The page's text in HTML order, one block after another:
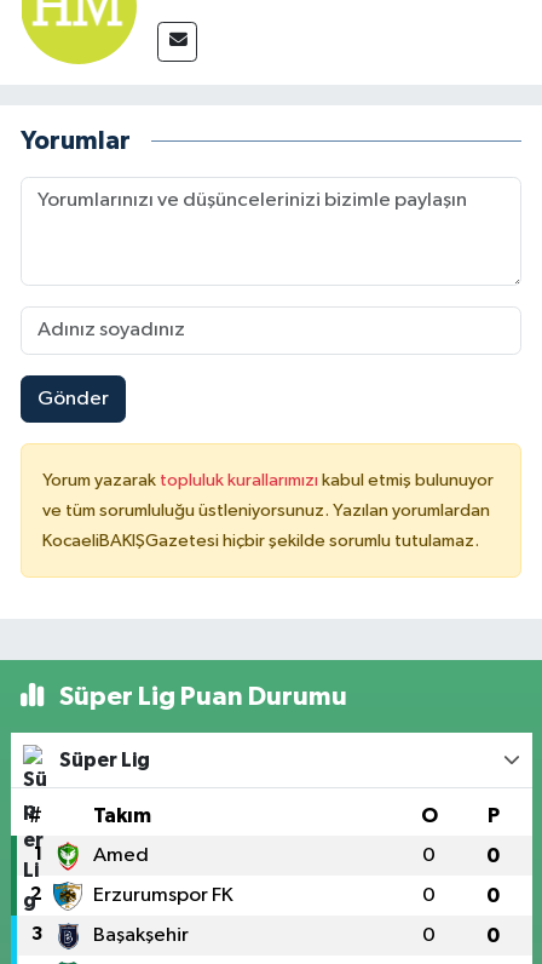
Yorumlar
Gönder
Yorum yazarak topluluk kurallarımızı kabul etmiş bulunuyor
ve tüm sorumluluğu üstleniyorsunuz. Yazılan yorumlardan
KocaeliBAKIŞGazetesi hiçbir şekilde sorumlu tutulamaz.
Süper Lig Puan Durumu
Süper Lig
# Takım O P
1 Amed 0 0
2 Erzurumspor FK 0 0
3 Başakşehir 0 0